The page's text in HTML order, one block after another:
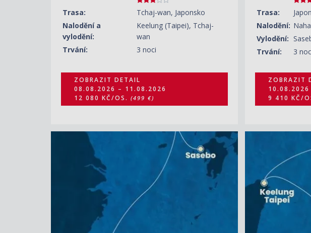
Trasa:
Tchaj-wan, Japonsko
Nalodění a
vylodění:
Keelung (Taipei), Tchaj-
wan
Trvání:
3 noci
ZOBRAZIT DETAIL
08.08.2026 – 11.08.2026
12 080 KČ/OS. (499 €)
Trasa:
Nalodění:
Vylodění:
Trvání:
3
ZOBRAZIT
9 410 KČ/
ZOBRAZIT DETAIL
13.08.2026 – 17.08.2026
12 320 KČ/OS.